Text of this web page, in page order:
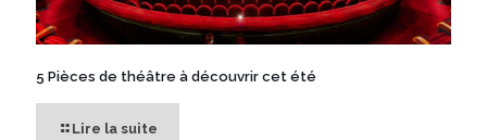
5 Pièces de théâtre à découvrir cet été
Lire la suite